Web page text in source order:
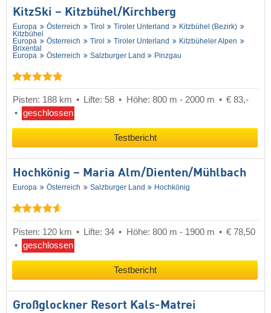
KitzSki – Kitzbühel/​Kirchberg
Europa Österreich Tirol Tiroler Unterland
Kitzbühel (Bezirk)
Kitzbühel
Europa
Österreich Tirol Tiroler Unterland
Kitzbüheler Alpen
Brixental
Europa
Österreich Salzburger Land Pinzgau
Pisten: 188 km Lifte: 58 Höhe: 800 m - 2000 m
€ 83,-
geschlossen
Testbericht
Hochkönig – Maria Alm/​Dienten/​Mühlbach
Europa Österreich Salzburger Land Hochkönig
Pisten: 120 km Lifte: 34 Höhe: 800 m - 1900 m
€ 78,50
geschlossen
Testbericht
Großglockner Resort Kals-Matrei